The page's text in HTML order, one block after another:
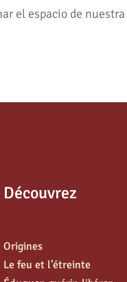
el espacio de
Découvrez
Origines
Le feu et l’étreinte